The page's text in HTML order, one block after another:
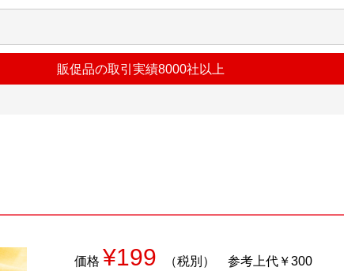
販促品の取引実績8000社以上
価格 ¥199 （税別） 参考上代￥300